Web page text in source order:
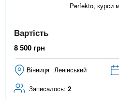
Perfekto, курси
Вартість
8 500 грн
Вінниця Ленінський
Записалось: 2